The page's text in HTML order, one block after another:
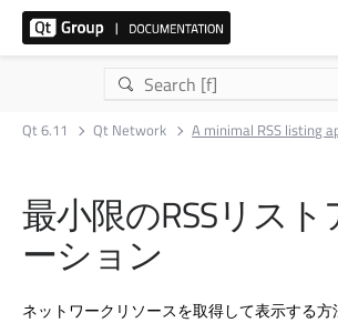
Qt 6.11 Qt Network A minimal RSS listing
最小限のRSSリス
ーション
ネットワークリソースを取得して表示する方